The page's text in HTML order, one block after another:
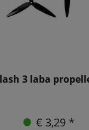
3 laba
€ 3,29 *